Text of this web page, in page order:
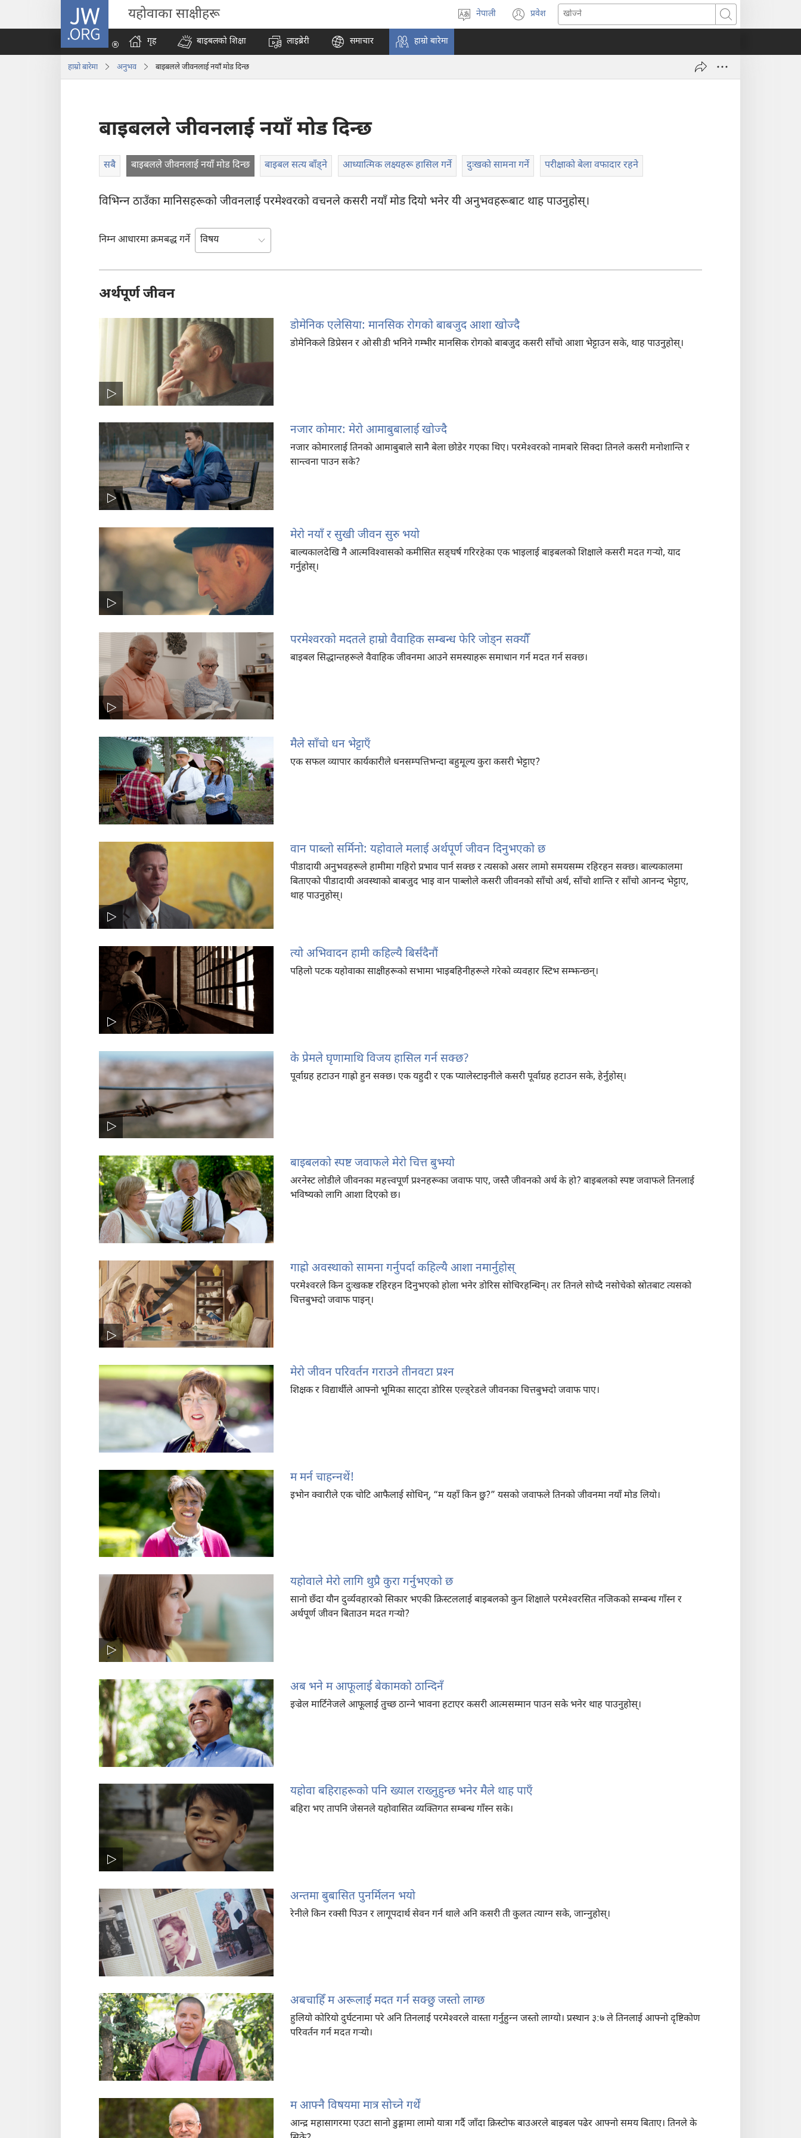
JW.ORG यहोवाका साक्षीहरू
रोज्ने
नेपाली प्रवेश
अर्को
नयाँ
खुल्नेछ)
खोज्ने
गृह बाइबलको शिक्षा लाइब्रेरी समाचार हाम्रो बारेमा
हाम्रो बारेमा अनुभव बाइबलले जीवनलाई नयाँ मोड दिन्छ
बाइबलले जीवनलाई नयाँ मोड दिन्छ
सबै बाइबलले जीवनलाई नयाँ मोड दिन्छ बाइबल सत्य बाँड्‌ने आध्यात्मिक लक्ष्यहरू हासिल गर्ने दुःखको सामना गर्ने परीक्षाको बेला वफादार रहने
विभिन्‍न ठाउँका मानिसहरूको जीवनलाई परमेश्‍वरको वचनले कसरी नयाँ मोड दियो भनेर यी अनुभवहरूबाट थाह पाउनुहोस्‌।
निम्न आधारमा क्रमबद्ध गर्ने
अर्थपूर्ण जीवन
डोमेनिक एलेसिया: मानसिक रोगको बाबजुद आशा खोज्दै
डोमेनिकले डिप्रेसन र ओ सी डी भनिने गम्भीर मानसिक रोगको बाबजुद कसरी साँचो आशा भेट्टाउन सके, थाह पाउनुहोस्‌।
नजार कोमार: मेरो आमाबुबालाई खोज्दै
नजार कोमारलाई तिनको आमाबुबाले सानै बेला छोडेर गएका थिए। परमेश्‍वरको नामबारे सिक्दा तिनले कसरी मनोशान्ति र
सान्त्वना पाउन सके?
मेरो नयाँ र सुखी जीवन सुरु भयो
बाल्यकालदेखि नै आत्मविश्‍वासको कमीसित सङ्‌घर्ष गरिरहेका एक भाइलाई बाइबलको शिक्षाले कसरी मदत गऱ्‍यो, याद
गर्नुहोस्‌।
परमेश्‍वरको मदतले हाम्रो वैवाहिक सम्बन्ध फेरि जोड्‌न सक्यौँ
बाइबल सिद्धान्तहरूले वैवाहिक जीवनमा आउने समस्याहरू समाधान गर्न मदत गर्न सक्छ।
मैले साँचो धन भेट्टाएँ
एक सफल व्यापार कार्यकारीले धनसम्पत्तिभन्दा बहुमूल्य कुरा कसरी भेट्टाए?
वान पाब्लो सर्मिनो: यहोवाले मलाई अर्थपूर्ण जीवन दिनुभएको छ
पीडादायी अनुभवहरूले हामीमा गहिरो प्रभाव पार्न सक्छ र त्यसको असर लामो समयसम्म रहिरहन सक्छ। बाल्यकालमा
बिताएको पीडादायी अवस्थाको बाबजुद भाइ वान पाब्लोले कसरी जीवनको साँचो अर्थ, साँचो शान्ति र साँचो आनन्द भेट्टाए,
थाह पाउनुहोस्‌।
त्यो अभिवादन हामी कहिल्यै बिर्संदैनौं
पहिलो पटक यहोवाका साक्षीहरूको सभामा भाइबहिनीहरूले गरेको व्यवहार स्टिभ सम्झन्छन्‌।
के प्रेमले घृणामाथि विजय हासिल गर्न सक्छ?
पूर्वाग्रह हटाउन गाह्रो हुन सक्छ। एक यहुदी र एक प्यालेस्टाइनीले कसरी पूर्वाग्रह हटाउन सके, हेर्नुहोस्‌।
बाइबलको स्पष्ट जवाफले मेरो चित्त बुझ्यो
अरनेस्ट लोडीले जीवनका महत्त्वपूर्ण प्रश्‍नहरूका जवाफ पाए, जस्तै जीवनको अर्थ के हो? बाइबलको स्पष्ट जवाफले तिनलाई
भविष्यको लागि आशा दिएको छ।
गाह्रो अवस्थाको सामना गर्नुपर्दा कहिल्यै आशा नमार्नुहोस्‌
परमेश्‍वरले किन दुःखकष्ट रहिरहन दिनुभएको होला भनेर डोरिस सोचिरहन्थिन्‌। तर तिनले सोच्दै नसोचेको स्रोतबाट त्यसको
चित्तबुझ्दो जवाफ पाइन्‌।
मेरो जीवन परिवर्तन गराउने तीनवटा प्रश्‍न
शिक्षक र विद्यार्थीले आफ्नो भूमिका साट्‌दा डोरिस एल्ड्रेडले जीवनका चित्तबुझ्दो जवाफ पाए।
म मर्न चाहन्‍नथें!
इभोन क्वारीले एक चोटि आफैलाई सोधिन्‌, “म यहाँ किन छु?” यसको जवाफले तिनको जीवनमा नयाँ मोड लियो।
यहोवाले मेरो लागि थुप्रै कुरा गर्नुभएको छ
सानो छँदा यौन दुर्व्यवहारको सिकार भएकी क्रिस्टललाई बाइबलको कुन शिक्षाले परमेश्‍वरसित नजिकको सम्बन्ध गाँस्न र
अर्थपूर्ण जीवन बिताउन मदत गऱ्‍यो?
अब भने म आफूलाई बेकामको ठान्दिनँ
इज्रेल मार्टिनेजले आफूलाई तुच्छ ठान्‍ने भावना हटाएर कसरी आत्मसम्मान पाउन सके भनेर थाह पाउनुहोस्‌।
यहोवा बहिराहरूको पनि ख्याल राख्नुहुन्छ भनेर मैले थाह पाएँ
बहिरा भए तापनि जेसनले यहोवासित व्यक्‍तिगत सम्बन्ध गाँस्न सके।
अन्तमा बुबासित पुनर्मिलन भयो
रेनीले किन रक्सी पिउन र लागूपदार्थ सेवन गर्न थाले अनि कसरी ती कुलत त्याग्न सके, जान्‍नुहोस्‌।
अबचाहिँ म अरूलाई मदत गर्न सक्छु जस्तो लाग्छ
हुलियो कोरियो दुर्घटनामा परे अनि तिनलाई परमेश्‍वरले वास्ता गर्नुहुन्‍न जस्तो लाग्यो। प्रस्थान ३:७ ले तिनलाई आफ्नो दृष्टिकोण
परिवर्तन गर्न मदत गऱ्‍यो।
म आफ्नै विषयमा मात्र सोच्ने गर्थें
आन्द्र महासागरमा एउटा सानो डुङ्गामा लामो यात्रा गर्दै जाँदा क्रिस्टोफ बाउअरले बाइबल पढेर आफ्नो समय बिताए। तिनले के